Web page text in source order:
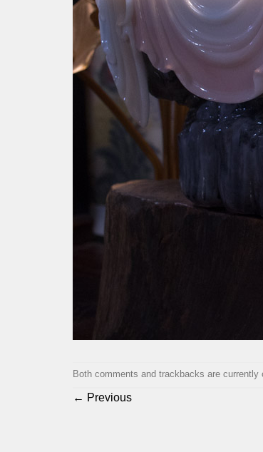
Both comments and trackbacks are currently
← Previous